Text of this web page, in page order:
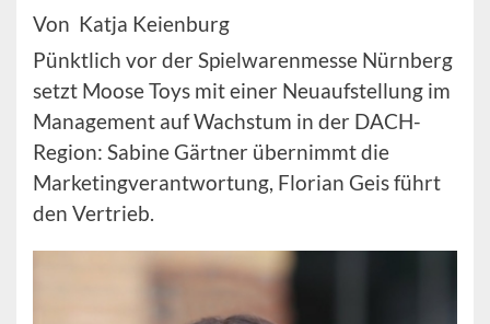
Von Katja Keienburg
Pünktlich vor der Spielwarenmesse Nürnberg
setzt Moose Toys mit einer Neuaufstellung im
Management auf Wachstum in der DACH-
Region: Sabine Gärtner übernimmt die
Marketingverantwortung, Florian Geis führt
den Vertrieb.